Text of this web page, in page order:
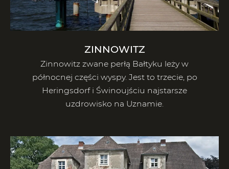
ZINNOWITZ
Zinnowitz zwane perłą Bałtyku leży w
północnej części wyspy. Jest to trzecie, po
Heringsdorf i Świnoujściu najstarsze
uzdrowisko na Uznamie.